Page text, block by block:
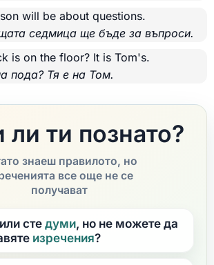
will be about questions.
седмица ще бъде за въпроси.
is on the floor? It is Tom's.
пода? Тя е на Том.
ли ти познато?
знаеш правилото, но
все още не се
получават
стедуми, но не можете да
изречения?